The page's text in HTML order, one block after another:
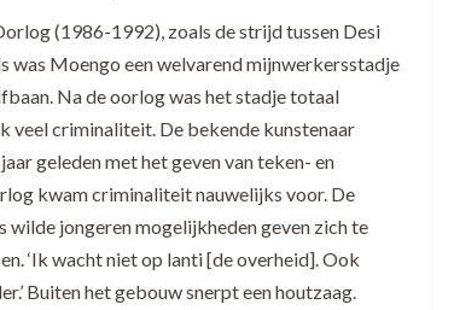
(1986-1992), zoals de strijd tussen Desi
was Moengo een welvarend mijnwerkersstadje
Na de oorlog was het stadje totaal
veel criminaliteit. De bekende kunstenaar
geleden met het geven van teken- en
kwam criminaliteit nauwelijks voor. De
wilde jongeren mogelijkheden geven zich te
‘Ik wacht niet op lanti [de overheid]. Ook
Buiten het gebouw snerpt een houtzaag.